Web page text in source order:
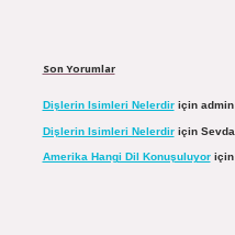
Son Yorumlar
Dişlerin Isimleri Nelerdiriçin admin
Dişlerin Isimleri Nelerdiriçin Sevda
Amerika Hangi Dil Konuşuluyoriçin